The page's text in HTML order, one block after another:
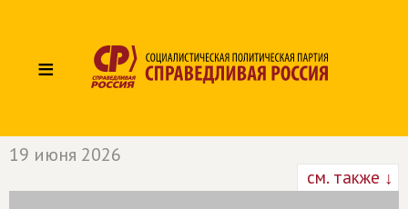
≡
19 июня 2026
см. также ↓